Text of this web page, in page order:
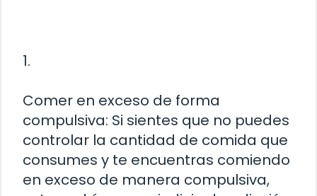
1.
Comer en exceso de forma
compulsiva: Si sientes que no puedes
controlar la cantidad de comida que
consumes y te encuentras comiendo
en exceso de manera compulsiva,